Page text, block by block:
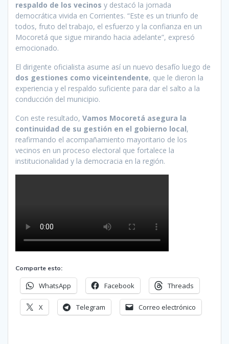
respaldo de los vecinos y destacó la jornada
democrática vivida en Corrientes. “Este es un triunfo de
todos, fruto del trabajo, el esfuerzo y la confianza en un
Mocoretá que sigue mirando hacia adelante”, expresó
emocionado.
El dirigente oficialista asume así un nuevo desafío luego de
dos gestiones como viceintendente, que le dieron la
experiencia y el respaldo suficiente para dar el salto a la
conducción del municipio.
Con este resultado, Vamos Mocoretá asegura la
continuidad de su gestión en el gobierno local,
reafirmando el acompañamiento mayoritario de los
vecinos en un proceso electoral que fortalece la
institucionalidad y la democracia en la región.
Comparte esto:
WhatsApp Facebook Threads
X Telegram Correo electrónico